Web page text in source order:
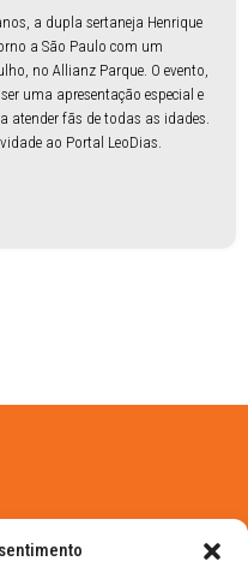
a dupla sertaneja Henrique
a São Paulo com um
no Allianz Parque. O evento,
uma apresentação especial e
atender fãs de todas as idades.
ao Portal LeoDias.